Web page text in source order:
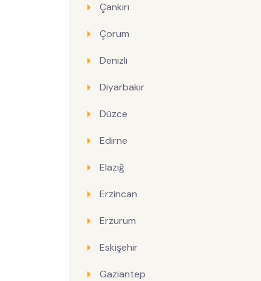
Çankırı
Çorum
Denizli
Diyarbakır
Düzce
Edirne
Elazığ
Erzincan
Erzurum
Eskişehir
Gaziantep